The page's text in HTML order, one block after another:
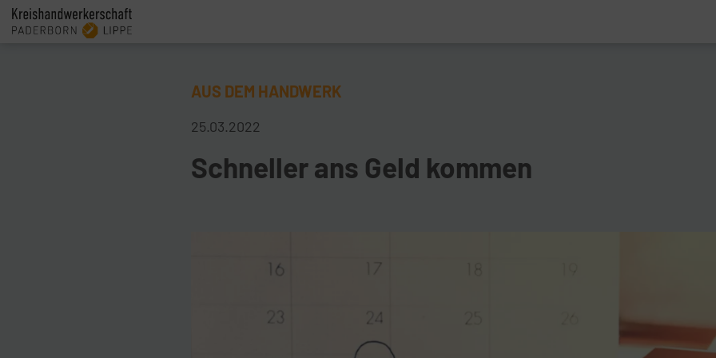
AUS DEM HANDWERK
25.03.2022
Schneller ans Geld kommen